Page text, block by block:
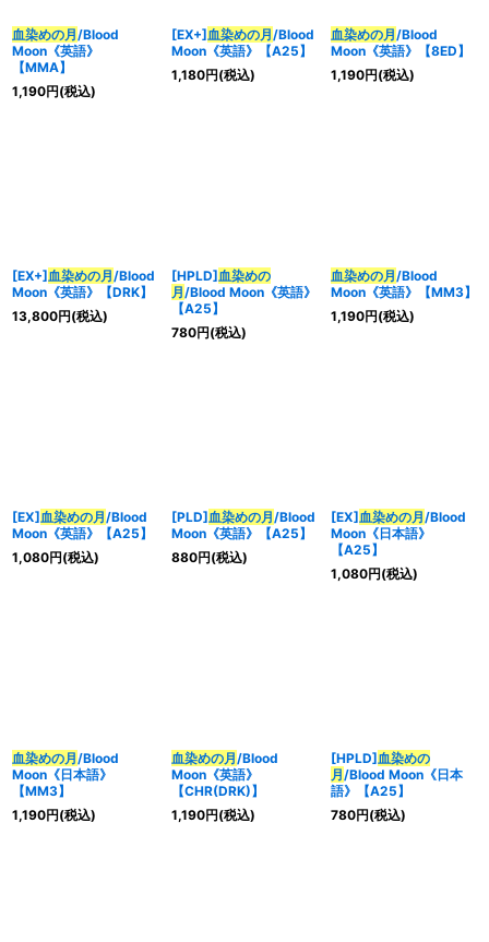
血染めの月/Blood
Moon《英語》
【MMA】
1,190円(税込)
[EX+]血染めの月/Blood
Moon《英語》【A25】
1,180円(税込)
血染めの月/Blood
Moon《英語》【8ED】
1,190円(税込)
[EX+]血染めの月/Blood
Moon《英語》【DRK】
13,800円(税込)
[HPLD]血染めの
月/Blood Moon《英語》
【A25】
780円(税込)
血染めの月/Blood
Moon《英語》【MM3】
1,190円(税込)
[EX]血染めの月/Blood
Moon《英語》【A25】
1,080円(税込)
[PLD]血染めの月/Blood
Moon《英語》【A25】
880円(税込)
[EX]血染めの月/Blood
Moon《日本語》
【A25】
1,080円(税込)
血染めの月/Blood
Moon《日本語》
【MM3】
1,190円(税込)
血染めの月/Blood
Moon《英語》
【CHR(DRK)】
1,190円(税込)
[HPLD]血染めの
月/Blood Moon《日本
語》【A25】
780円(税込)